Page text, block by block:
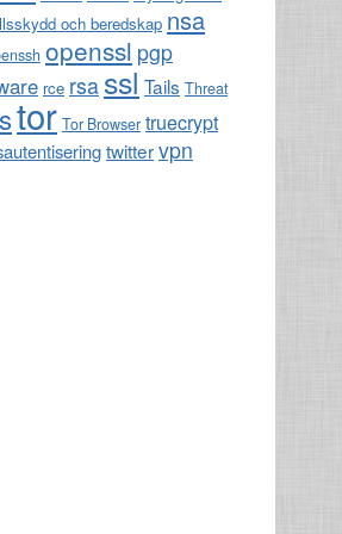
och beredskap nsa
openssl pgp
rce rsa ssl Tails Threat
tor Tor Browser truecrypt
twittervpn